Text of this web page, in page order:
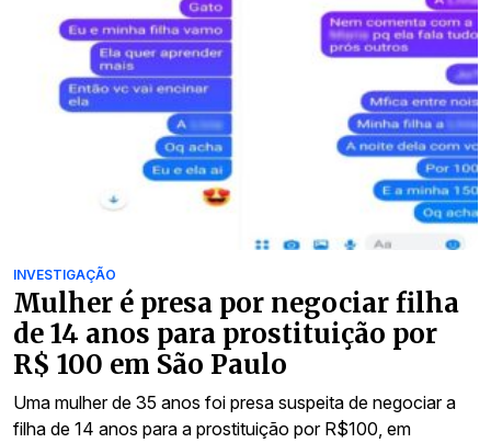
INVESTIGAÇÃO
Mulher é presa por negociar filha
de 14 anos para prostituição por
R$ 100 em São Paulo
Uma mulher de 35 anos foi presa suspeita de negociar a
filha de 14 anos para a prostituição por R$100, em